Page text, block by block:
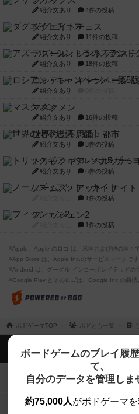
紹介文あり 4件の投稿
ダグエイトチェス
紹介文あり 11件の投稿
アズール：シントラのステ
紹介文あり 18件の投稿
ロシアン・キャンペーン：
紹介文あり
マスクメン
紹介文あり 16件の投稿
世界の七不思議：都市
紹介文あり 3件の投稿
トリックギア - ペルソナ5
紹介文あり 6件の投稿
ノームズ・アット・ナイト
1件の投稿
フィッシェン2
1件の投稿
※Apple、Apple のロゴ は、米国および他の国々
※App Store は、Apple Inc.のサービスマークです
※Android は、グーグル インコーポレイテッドの
※Google Play とそのロゴは、Google Inc.の商標
ボドゲーマTOP ボドとも一覧
ボードゲームのプレイ履
て、
自分のデータを管理しま
約75,000人がボドゲーマを
ボドゲーマTOP
ボードゲームを検索する
ボードゲームの新着レビュ